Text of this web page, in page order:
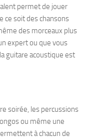
permet de jouer
ce soit des chansons
des morceaux plus
expert ou que vous
guitare acoustique est
soirée, les percussions
ou même une
à chacun de